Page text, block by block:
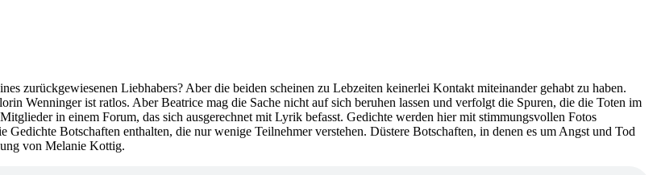
zurückgewiesenen Liebhabers? Aber die beiden scheinen zu Lebzeiten keinerlei Kontakt miteinander gehabt zu haben.
Wenninger ist ratlos. Aber Beatrice mag die Sache nicht auf sich beruhen lassen und verfolgt die Spuren, die die Toten im
in einem Forum, das sich ausgerechnet mit Lyrik befasst. Gedichte werden hier mit stimmungsvollen Fotos
Botschaften enthalten, die nur wenige Teilnehmer verstehen. Düstere Botschaften, in denen es um Angst und Tod
von Melanie Kottig.